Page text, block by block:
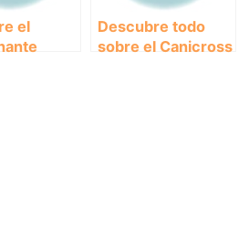
el
Descubre todo
sobre el Canicross